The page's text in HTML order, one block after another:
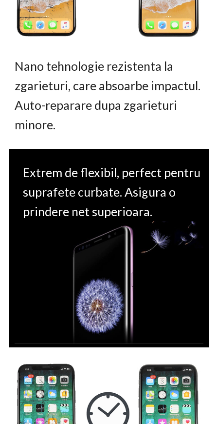
Nano tehnologie rezistenta la
zgarieturi, care absoarbe impactul.
Auto-reparare dupa zgarieturi
minore.
Extrem de flexibil, perfect pentru
suprafete curbate. Asigura o
prindere net superioara.